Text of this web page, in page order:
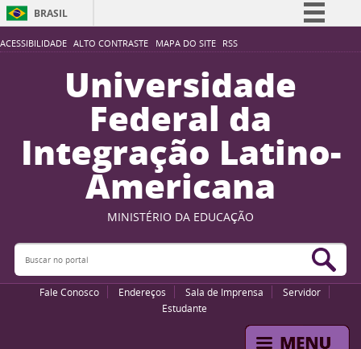
ACESSIBILIDADE ALTO CONTRASTE MAPA DO SITE RSS
BRASIL
Simplifique!
Participe
Acesso à informação
Legislação
Canais
Universidade
Federal da
Integração Latino-
Americana
MINISTÉRIO DA EDUCAÇÃO
Buscar no portal
Fale Conosco Endereços Sala de Imprensa
Servidor
Estudante